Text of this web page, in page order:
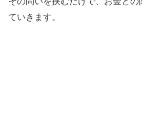
ていきます。